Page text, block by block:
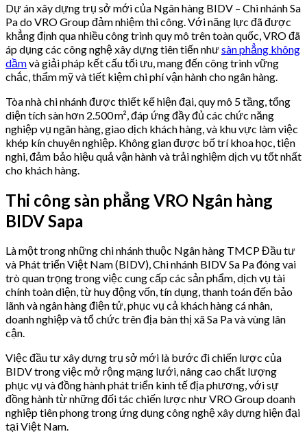
Dự án xây dựng trụ sở mới của Ngân hàng BIDV – Chi nhánh Sa
Pa do VRO Group đảm nhiệm thi công. Với năng lực đã được
khẳng định qua nhiều công trình quy mô trên toàn quốc, VRO đã
áp dụng các công nghệ xây dựng tiên tiến nhưsàn phẳng không
dầmvà giải pháp kết cấu tối ưu, mang đến công trình vững
chắc, thẩm mỹ và tiết kiệm chi phí vận hành cho ngân hàng.
Tòa nhà chi nhánh được thiết kế hiện đại, quy mô 5 tầng, tổng
diện tích sàn hơn 2.500 m², đáp ứng đầy đủ các chức năng
nghiệp vụ ngân hàng, giao dịch khách hàng, và khu vực làm việc
khép kín chuyên nghiệp. Không gian được bố trí khoa học, tiện
nghi, đảm bảo hiệu quả vận hành và trải nghiệm dịch vụ tốt nhất
cho khách hàng.
Thi công sàn phẳng VRO Ngân hàng
BIDV Sapa
Là một trong những chi nhánh thuộc Ngân hàng TMCP Đầu tư
và Phát triển Việt Nam (BIDV), Chi nhánh BIDV Sa Pa đóng vai
trò quan trọng trong việc cung cấp các sản phẩm, dịch vụ tài
chính toàn diện, từ huy động vốn, tín dụng, thanh toán đến bảo
lãnh và ngân hàng điện tử, phục vụ cả khách hàng cá nhân,
doanh nghiệp và tổ chức trên địa bàn thị xã Sa Pa và vùng lân
cận.
Việc đầu tư xây dựng trụ sở mới là bước đi chiến lược của
BIDV trong việc mở rộng mạng lưới, nâng cao chất lượng
phục vụ và đồng hành phát triển kinh tế địa phương, với sự
đồng hành từ những đối tác chiến lược như VRO Group doanh
nghiệp tiên phong trong ứng dụng công nghệ xây dựng hiện đại
tại Việt Nam.